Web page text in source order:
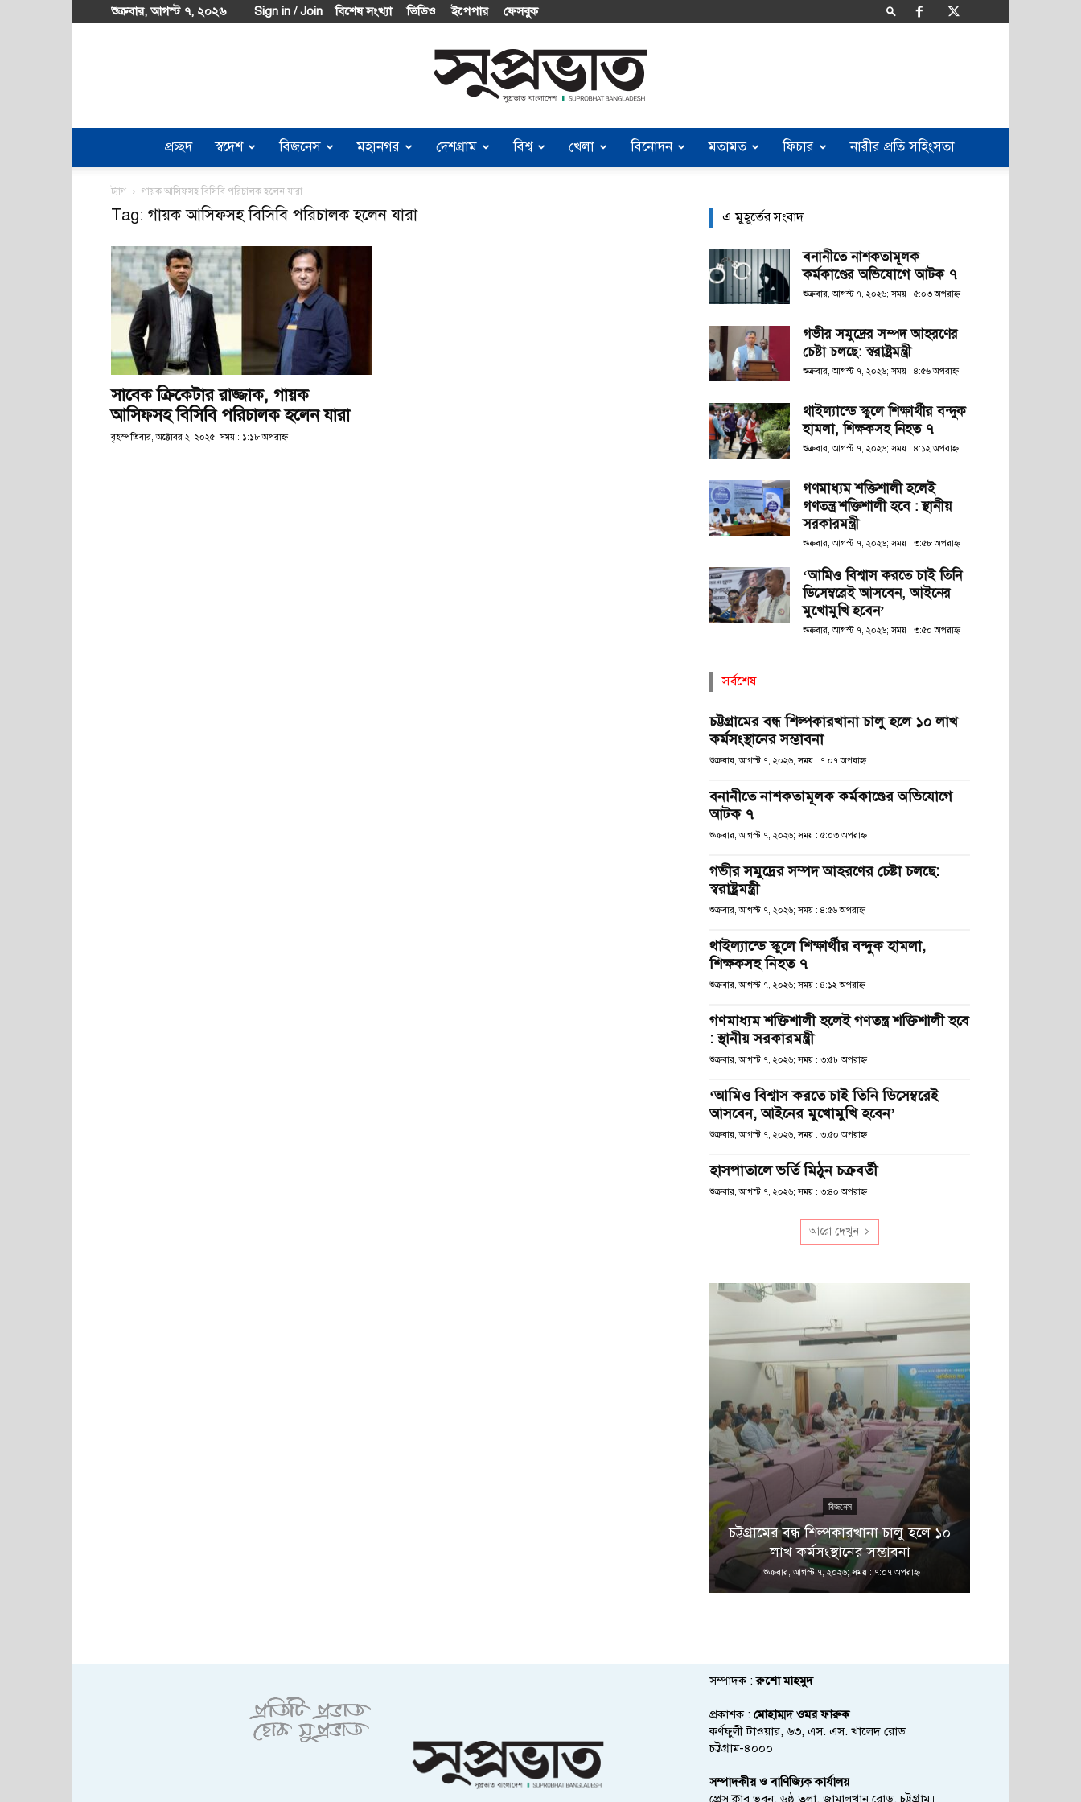
শুক্রবার, আগস্ট ৭, ২০২৬ Sign in / Join বিশেষ সংখ্যা ভিডিও ইপেপার ফেসবুক
Suprobhat
প্রচ্ছদ স্বদেশ বিজনেস মহানগর দেশগ্রাম বিশ্ব খেলা বিনোদন মতামত ফিচার নারীর প্রতি সহিংসতা
ট্যাগ গায়ক আসিফসহ বিসিবি পরিচালক হলেন যারা
Tag: গায়ক আসিফসহ বিসিবি পরিচালক হলেন যারা
সাবেক ক্রিকেটার রাজ্জাক, গায়ক
আসিফসহ বিসিবি পরিচালক হলেন যারা
বৃহস্পতিবার, অক্টোবর ২, ২০২৫; সময় : ১:১৮ অপরাহ্ণ
এ মুহূর্তের সংবাদ
বনানীতে নাশকতামূলক
কর্মকাণ্ডের অভিযোগে আটক ৭
শুক্রবার, আগস্ট ৭, ২০২৬; সময় : ৫:০৩ অপরাহ্ণ
গভীর সমুদ্রের সম্পদ আহরণের
চেষ্টা চলছে: স্বরাষ্ট্রমন্ত্রী
শুক্রবার, আগস্ট ৭, ২০২৬; সময় : ৪:৫৬ অপরাহ্ণ
থাইল্যান্ডে স্কুলে শিক্ষার্থীর বন্দুক
হামলা, শিক্ষকসহ নিহত ৭
শুক্রবার, আগস্ট ৭, ২০২৬; সময় : ৪:১২ অপরাহ্ণ
গণমাধ্যম শক্তিশালী হলেই
গণতন্ত্র শক্তিশালী হবে : স্থানীয়
সরকারমন্ত্রী
শুক্রবার, আগস্ট ৭, ২০২৬; সময় : ৩:৫৮ অপরাহ্ণ
‘আমিও বিশ্বাস করতে চাই তিনি
ডিসেম্বরেই আসবেন, আইনের
মুখোমুখি হবেন’
শুক্রবার, আগস্ট ৭, ২০২৬; সময় : ৩:৫০ অপরাহ্ণ
সর্বশেষ
চট্টগ্রামের বন্ধ শিল্পকারখানা চালু হলে ১০ লাখ
কর্মসংস্থানের সম্ভাবনা
শুক্রবার, আগস্ট ৭, ২০২৬; সময় : ৭:০৭ অপরাহ্ণ
বনানীতে নাশকতামূলক কর্মকাণ্ডের অভিযোগে
আটক ৭
শুক্রবার, আগস্ট ৭, ২০২৬; সময় : ৫:০৩ অপরাহ্ণ
গভীর সমুদ্রের সম্পদ আহরণের চেষ্টা চলছে:
স্বরাষ্ট্রমন্ত্রী
শুক্রবার, আগস্ট ৭, ২০২৬; সময় : ৪:৫৬ অপরাহ্ণ
থাইল্যান্ডে স্কুলে শিক্ষার্থীর বন্দুক হামলা,
শিক্ষকসহ নিহত ৭
শুক্রবার, আগস্ট ৭, ২০২৬; সময় : ৪:১২ অপরাহ্ণ
গণমাধ্যম শক্তিশালী হলেই গণতন্ত্র শক্তিশালী হবে
: স্থানীয় সরকারমন্ত্রী
শুক্রবার, আগস্ট ৭, ২০২৬; সময় : ৩:৫৮ অপরাহ্ণ
‘আমিও বিশ্বাস করতে চাই তিনি ডিসেম্বরেই
আসবেন, আইনের মুখোমুখি হবেন’
শুক্রবার, আগস্ট ৭, ২০২৬; সময় : ৩:৫০ অপরাহ্ণ
হাসপাতালে ভর্তি মিঠুন চক্রবর্তী
শুক্রবার, আগস্ট ৭, ২০২৬; সময় : ৩:৪০ অপরাহ্ণ
আরো দেখুন
বিজনেস
চট্টগ্রামের বন্ধ শিল্পকারখানা চালু হলে ১০
লাখ কর্মসংস্থানের সম্ভাবনা
শুক্রবার, আগস্ট ৭, ২০২৬; সময় : ৭:০৭ অপরাহ্ণ
সম্পাদক :রুশো মাহমুদ
প্রকাশক : মোহাম্মদ ওমর ফারুক
কর্ণফুলী টাওয়ার, ৬৩, এস. এস. খালেদ রোড
চট্টগ্রাম-৪০০০
সম্পাদকীয় ও বাণিজ্যিক কার্যালয়
প্রেস ক্লাব ভবন, ৬ষ্ঠ তলা, জামালখান রোড, চট্টগ্রাম।